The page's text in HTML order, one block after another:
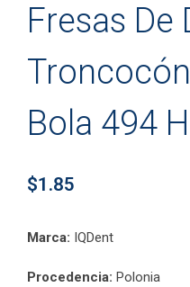
Fresas De
Bola 494
$1.85
Marca: IQDent
Procedencia: Polonia